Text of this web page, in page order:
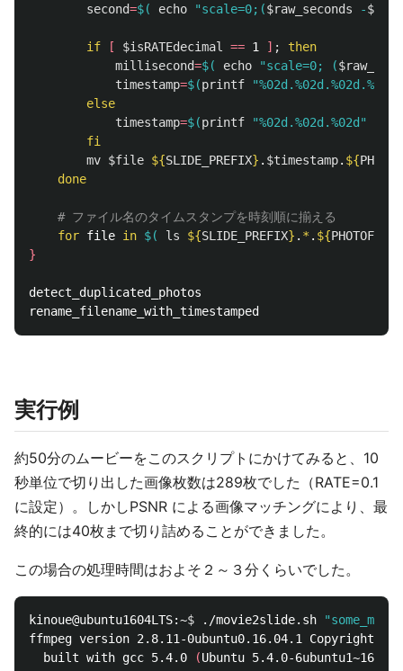
second=$( echo "scale=0;($raw_seconds -$hour
if [ $isRATEdecimal == 1 ] ;
then
millisecond=$( echo "scale=0; (
timestamp=$(printf
"%02d.%02d.%02d.%02d"
else
timestamp=$(printf "%02d.%02d.%02d"
fi
mv $file ${SLIDE_PREFIX} . $timestamp. ${
done
# ファイル名のタイムスタンプを時刻順に揃える
for file in $( ls ${SLIDE_PREFIX} . * . ${
}
detect_duplicated_photos
実行例
約50分のムービーをこのスクリプトにかけてみると、10
秒単位で切り出した画像枚数は289枚でした（RATE=0.1
に設定）。しかしPSNR による画像マッチングにより、最
終的には40枚まで切り詰めることができました。
この場合の処理時間はおよそ２～３分くらいでした。
kinoue@ubuntu1604LTS:~$ ./movie2slide.sh
ffmpeg version 2.8.11-0ubuntu0.16.04.1 Copyright
  built with gcc 5.4.0
(Ubuntu 5.4.0-